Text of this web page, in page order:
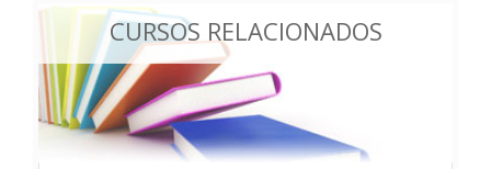
CURSOS RELACIONADOS